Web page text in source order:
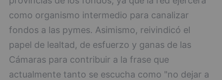
como organismo intermedio para canalizar
fondos a las pymes. Asimismo, reivindicó el
papel de lealtad, de esfuerzo y ganas de las
Cámaras para contribuir a la frase que
actualmente tanto se escucha como "no dejar a